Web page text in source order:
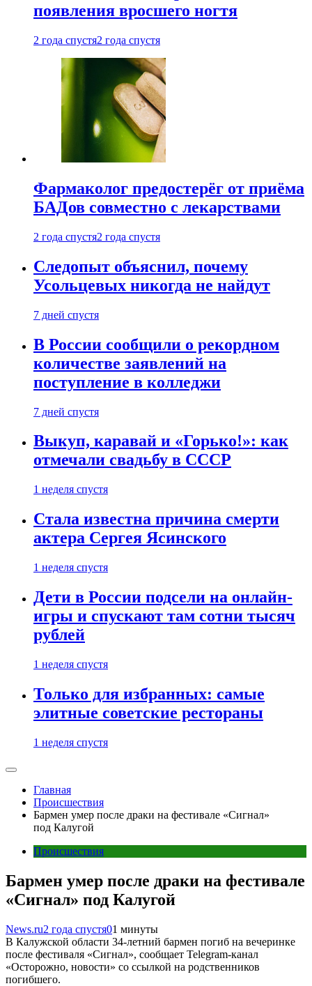
появления вросшего ногтя
2 года спустя2 года спустя
Фармаколог предостерёг от приёма
БАДов совместно с лекарствами
2 года спустя2 года спустя
Следопыт объяснил, почему
Усольцевых никогда не найдут
7 дней спустя
В России сообщили о рекордном
количестве заявлений на
поступление в колледжи
7 дней спустя
Выкуп, каравай и «Горько!»: как
отмечали свадьбу в СССР
1 неделя спустя
Стала известна причина смерти
актера Сергея Ясинского
1 неделя спустя
Дети в России подсели на онлайн-
игры и спускают там сотни тысяч
рублей
1 неделя спустя
Только для избранных: самые
элитные советские рестораны
1 неделя спустя
Главная
Происшествия
Бармен умер после драки на фестивале «Сигнал»
под Калугой
Происшествия
Бармен умер после драки на фестивале
«Сигнал» под Калугой
News.ru2 года спустя01 минуты
В Калужской области 34-летний бармен погиб на вечеринке
после фестиваля «Сигнал», сообщает Telegram-канал
«Осторожно, новости» со ссылкой на родственников
погибшего.